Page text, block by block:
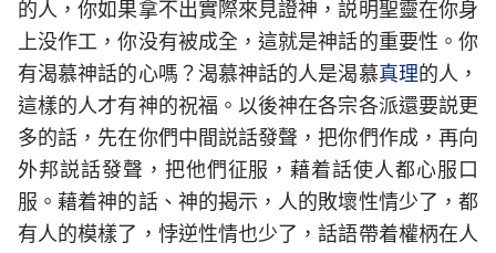
的人，你如果拿不出實際來見證神，説明聖靈在你身
上没作工，你没有被成全，這就是神話的重要性。你
有渴慕神話的心嗎？渴慕神話的人是渴慕真理的人，
這樣的人才有神的祝福。以後神在各宗各派還要説更
多的話，先在你們中間説話發聲，把你們作成，再向
外邦説話發聲，把他們征服，藉着話使人都心服口
服。藉着神的話、神的揭示，人的敗壞性情少了，都
有人的模樣了，悖逆性情也少了，話語帶着權柄在人